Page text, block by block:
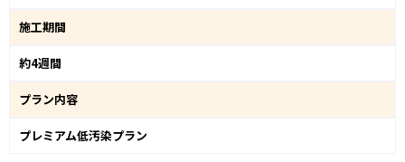
施工期間
約4週間
プラン内容
プレミアム低汚染プラン